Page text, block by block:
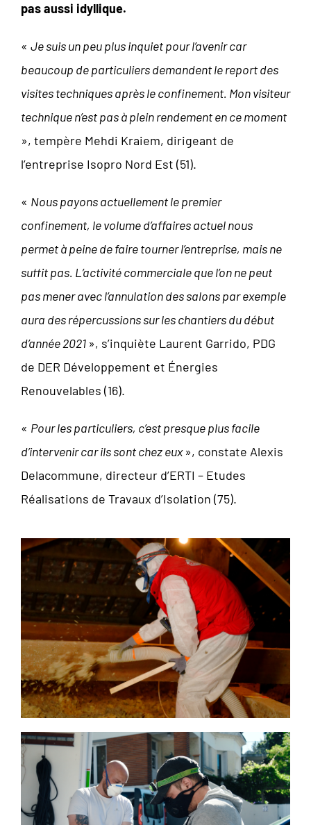
pas aussi idyllique.
« Je suis un peu plus inquiet pour l’avenir car
beaucoup de particuliers demandent le report des
visites techniques après le confinement. Mon visiteur
technique n’est pas à plein rendement en ce moment
», tempère Mehdi Kraiem, dirigeant de
l’entreprise Isopro Nord Est (51).
« Nous payons actuellement le premier
confinement, le volume d’affaires actuel nous
permet à peine de faire tourner l’entreprise, mais ne
suffit pas. L’activité commerciale que l’on ne peut
pas mener avec l’annulation des salons par exemple
aura des répercussions sur les chantiers du début
d’année 2021 », s’inquiète Laurent Garrido, PDG
de DER Développement et Énergies
Renouvelables (16).
« Pour les particuliers, c’est presque plus facile
d’intervenir car ils sont chez eux», constate Alexis
Delacommune, directeur d’ERTI – Etudes
Réalisations de Travaux d’Isolation (75).